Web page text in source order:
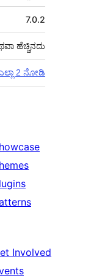
7.0.2
ಹೆಚ್ಚಿನದು
2 ನೋಡಿ
Involved